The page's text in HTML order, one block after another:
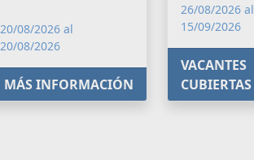
20/08/2026 al
20/08/2026
MÁS INFORMACIÓN
26/08/2026 al
15/09/2026
VACANTES
CUBIERTAS